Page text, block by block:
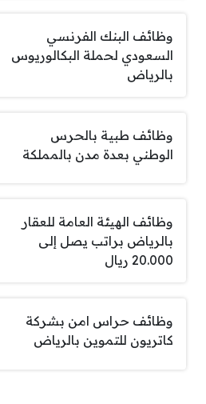
وظائف البنك الفرنسي
السعودي لحملة البكالوريوس
بالرياض
وظائف طبية بالحرس
الوطني بعدة مدن بالمملكة
وظائف الهيئة العامة للعقار
بالرياض براتب يصل إلى
20.000 ريال
وظائف حراس امن بشركة
كاتريون للتموين بالرياض